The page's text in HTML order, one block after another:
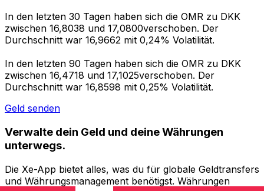
In den letzten 30 Tagen haben sich die OMR zu DKK
zwischen 16,8038 und 17,0800verschoben. Der
Durchschnitt war 16,9662 mit 0,24% Volatilität.
In den letzten 90 Tagen haben sich die OMR zu DKK
zwischen 16,4718 und 17,1025verschoben. Der
Durchschnitt war 16,8598 mit 0,25% Volatilität.
Geld senden
Verwalte dein Geld und deine Währungen
unterwegs.
Die Xe-App bietet alles, was du für globale Geldtransfers
und Währungsmanagement benötigst. Währungen